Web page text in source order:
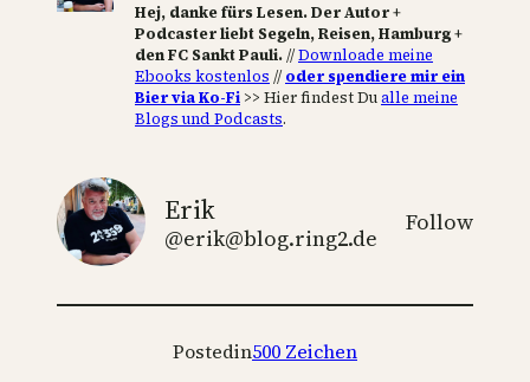
Hej, danke fürs Lesen. Der Autor +
Podcaster liebt Segeln, Reisen, Hamburg +
den FC Sankt Pauli.//Downloade meine
Ebooks kostenlos //oder spendiere mir ein
Bier via Ko-Fi >> Hier findest Dualle meine
Blogs und Podcasts.
Erik
@erik@blog.ring2.de
Follow
Postedin500 Zeichen